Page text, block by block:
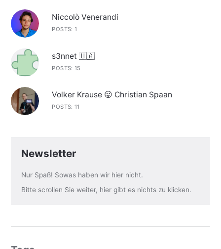
Niccolò Venerandi
POSTS: 1
s3nnet 🇺🇦
POSTS: 15
Volker Krause 😛 Christian Spaan
POSTS: 11
Newsletter
Nur Spaß! Sowas haben wir hier nicht.
Bitte scrollen Sie weiter, hier gibt es nichts zu klicken.